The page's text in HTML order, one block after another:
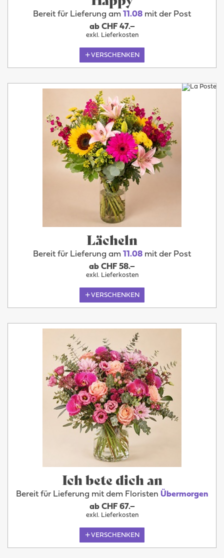
Bereit für Lieferung am 11.08 mit der Post
ab CHF 47.–
exkl. Lieferkosten
VERSCHENKEN
Lächeln
Bereit für Lieferung am 11.08 mit der Post
ab CHF 58.–
exkl. Lieferkosten
VERSCHENKEN
Ich bete dich an
Bereit für Lieferung mit dem Floristen Übermorgen
ab CHF 67.–
exkl. Lieferkosten
VERSCHENKEN